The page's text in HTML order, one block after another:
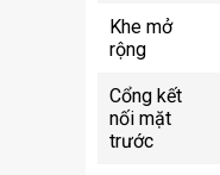
Khe mở
rộng
Cổng kết
nối mặt
trước